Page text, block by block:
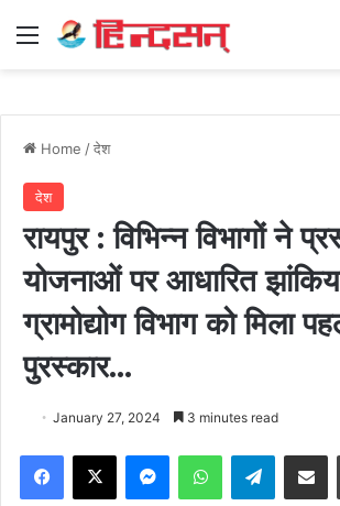
Menu
Home /देश
देश
रायपुर : विभिन्न विभागों ने
योजनाओं पर आधारित
ग्रामोद्योग विभाग को मिला
पुरस्कार…
January 27, 2024 3 minutes read
Facebook
X MessengerWhatsAppTelegram